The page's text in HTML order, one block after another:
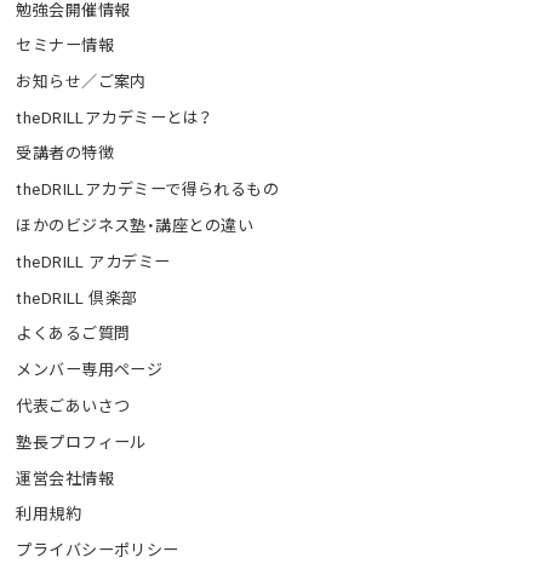
勉強会開催情報
セミナー情報
お知らせ／ご案内
theDRILLアカデミーとは？
受講者の特徴
theDRILLアカデミーで得られるもの
ほかのビジネス塾・講座との違い
theDRILL アカデミー
theDRILL 倶楽部
よくあるご質問
メンバー専用ページ
代表ごあいさつ
塾長プロフィール
運営会社情報
利用規約
プライバシーポリシー